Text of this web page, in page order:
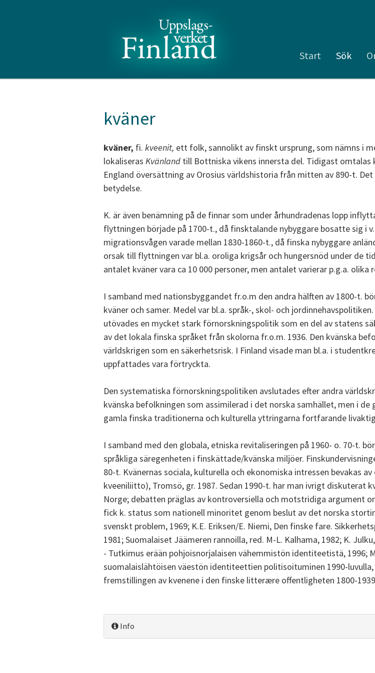
Start Sök
kväner
kväner, fi. kveenit, ett folk, sannolikt av finskt ursprung, som nämns i
lokaliseras Kvänland till Bottniska vikens innersta del. Tidigast omtalas
England översättning av Orosius världshistoria från mitten av 890-t.
betydelse.
K. är även benämning på de finnar som under århundradenas lopp
flyttningen började på 1700-t., då finsktalande nybyggare bosatte sig i
migrationsvågen varade mellan 1830-1860-t., då finska nybyggare
orsak till flyttningen var bl.a. oroliga krigsår och hungersnöd under de
antalet kväner vara ca 10 000 personer, men antalet varierar p.g.a.
I samband med nationsbyggandet fr.o.m den andra hälften av 1800-t.
kväner och samer. Medel var bl.a. språk-, skol- och
utövades en mycket stark förnorskningspolitik som en del av statens
av det lokala finska språket från skolorna fr.o.m. 1936. Den kvänska
världskrigen som en säkerhetsrisk. I Finland visade man bl.a. i
uppfattades vara förtryckta.
Den systematiska förnorskningspolitiken avslutades efter andra
kvänska befolkningen som assimilerad i det norska samhället, men i
gamla finska traditionerna och kulturella yttringarna fortfarande
I samband med den globala, etniska revitaliseringen på 1960- o. 70-t.
språkliga säregenheten i finskättade/kvänska miljöer.
80-t. Kvänernas sociala, kulturella och ekonomiska intressen bevakas
kveeniliitto), Tromsö, gr. 1987. Sedan 1990-t. har man ivrigt diskuterat
Norge; debatten präglas av kontroversiella och motstridiga argument
fick k. status som nationell minoritet genom beslut av det norska
svenskt problem, 1969; K.E. Eriksen/E. Niemi, Den finske fare.
1981; Suomalaiset Jäämeren rannoilla, red. M-L. Kalhama, 1982; K.
- Tutkimus erään pohjoisnorjalaisen vähemmistön identiteetistä, 1996;
suomalaislähtöisen väestön identiteettien politisoituminen 1990-
fremstillingen av kvenene i den finske litterære offentligheten 1800-
Info